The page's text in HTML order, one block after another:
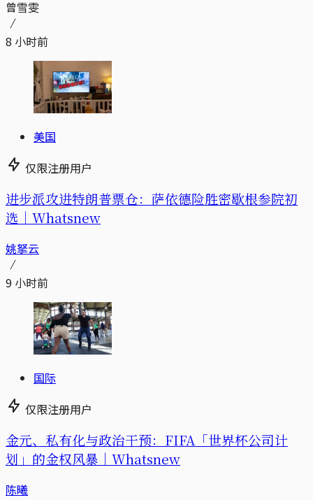
曾雪雯
8 小时前
美国
仅限注册用户
进步派攻进特朗普票仓：萨依德险胜密歇根参院初
选｜Whatsnew
姚拏云
9 小时前
国际
仅限注册用户
金元、私有化与政治干预：FIFA「世界杯公司计
划」的金权风暴｜Whatsnew
陈曦